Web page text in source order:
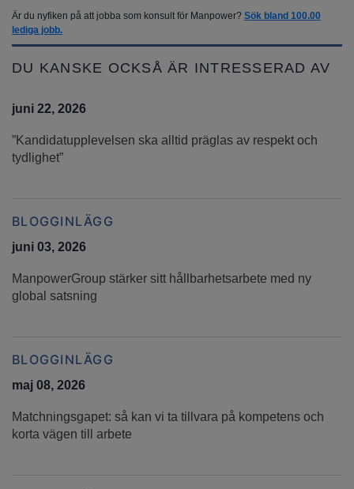
Är du nyfiken på att jobba som konsult för Manpower? Sök bland 100.00
lediga jobb.
DU KANSKE OCKSÅ ÄR INTRESSERAD AV
juni 22, 2026
”Kandidatupplevelsen ska alltid präglas av respekt och
tydlighet”
BLOGGINLÄGG
juni 03, 2026
ManpowerGroup stärker sitt hållbarhetsarbete med ny
global satsning
BLOGGINLÄGG
maj 08, 2026
Matchningsgapet: så kan vi ta tillvara på kompetens och
korta vägen till arbete